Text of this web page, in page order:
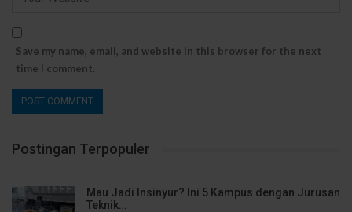
Save my name, email, and website in this browser for the next
time I comment.
Postingan Terpopuler
Mau Jadi Insinyur? Ini 5 Kampus dengan Jurusan
Teknik…